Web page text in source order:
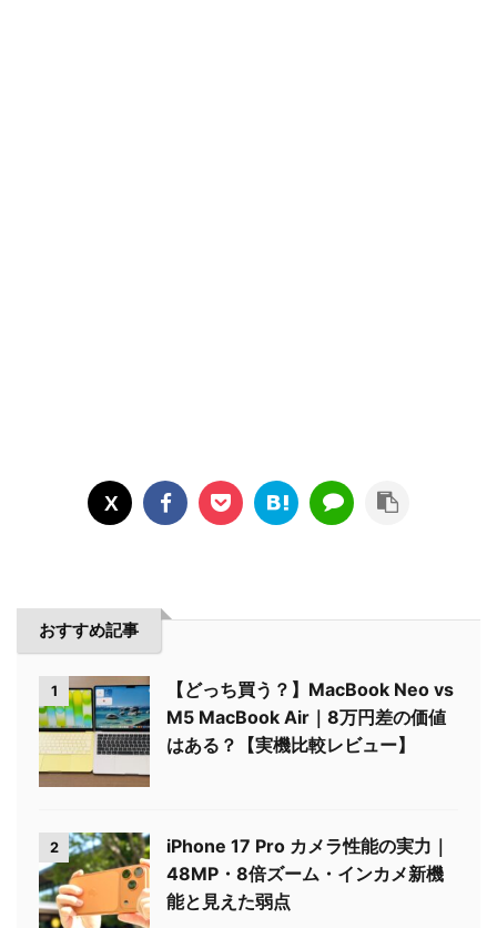
おすすめ記事
1
【どっち買う？】MacBook Neo vs
M5 MacBook Air｜8万円差の価値
はある？【実機比較レビュー】
2
iPhone 17 Pro カメラ性能の実力｜
48MP・8倍ズーム・インカメ新機
能と見えた弱点